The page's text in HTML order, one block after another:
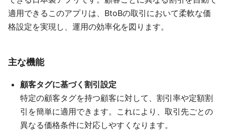
適用できるこのアプリは、BtoBの取引において柔軟な価
格設定を実現し、運用の効率化を図ります。
主な機能
顧客タグに基づく割引設定
特定の顧客タグを持つ顧客に対して、割引率や定額割
引を簡単に適用できます。これにより、取引先ごとの
異なる価格条件に対応しやすくなります。